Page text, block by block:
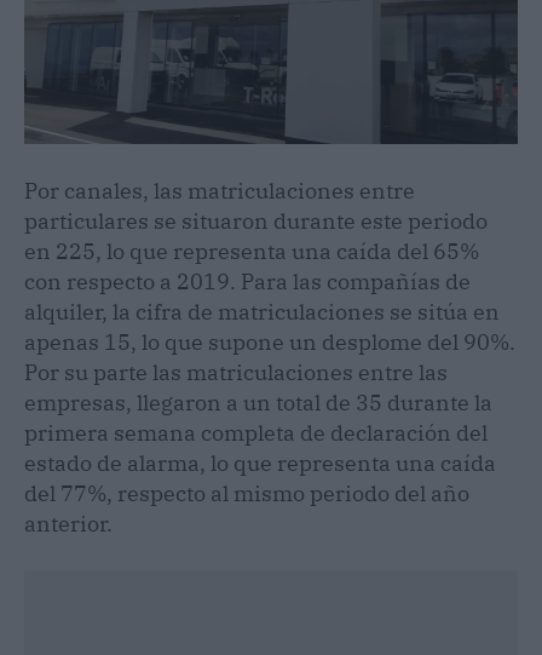
Por canales, las matriculaciones entre
particulares se situaron durante este periodo
en 225, lo que representa una caída del 65%
con respecto a 2019. Para las compañías de
alquiler, la cifra de matriculaciones se sitúa en
apenas 15, lo que supone un desplome del 90%.
Por su parte las matriculaciones entre las
empresas, llegaron a un total de 35 durante la
primera semana completa de declaración del
estado de alarma, lo que representa una caída
del 77%, respecto al mismo periodo del año
anterior.